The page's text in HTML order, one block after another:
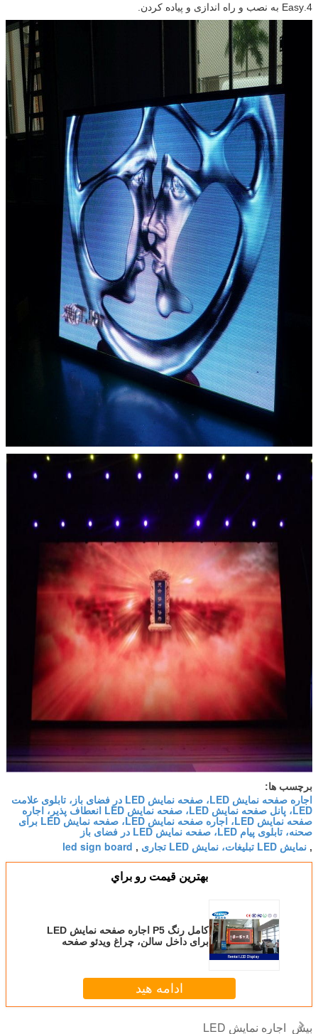
4.Easy به نصب و راه اندازی و پیاده کردن.
برچسب ها:
اجاره صفحه نمایش LED، صفحه نمایش LED در فضای باز، تابلوی علامت
LED، پانل صفحه نمایش LED، صفحه نمایش LED انعطاف پذیر، اجاره
صفحه نمایش LED، اجاره صفحه نمایش LED، صفحه نمایش LED برای
صحنه، تابلوی پیام LED، صفحه نمایش LED در فضای باز
, نمایش LED تبلیغات، نمایش LED تجاری ,
led sign board
بهترين قيمت رو براي
کامل رنگ P5 اجاره صفحه نمایش LED
برای داخل سالن، چراغ ویدئو صفحه
ادامه هید
بیش اجاره نمایش LED